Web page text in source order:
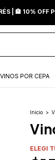
| 🏦 10% OFF
POR CEPA
Inicio >
ELEGI